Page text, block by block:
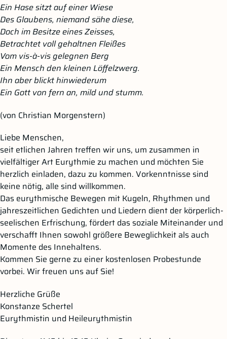
Ein Hase sitzt auf einer Wiese
Des Glaubens, niemand sähe diese,
Doch im Besitze eines Zeisses,
Betrachtet voll gehaltnen Fleißes
Vom vis-à-vis gelegnen Berg
Ein Mensch den kleinen Löffelzwerg.
Ihn aber blickt hinwiederum
Ein Gott von fern an, mild und stumm.
(von Christian Morgenstern)
Liebe Menschen,
seit etlichen Jahren treffen wir uns, um zusammen in
vielfältiger Art Eurythmie zu machen und möchten Sie
herzlich einladen, dazu zu kommen. Vorkenntnisse sind
keine nötig, alle sind willkommen.
Das eurythmische Bewegen mit Kugeln, Rhythmen und
jahreszeitlichen Gedichten und Liedern dient der körperlich-
seelischen Erfrischung, fördert das soziale Miteinander und
verschafft Ihnen sowohl größere Beweglichkeit als auch
Momente des Innehaltens.
Kommen Sie gerne zu einer kostenlosen Probestunde
vorbei. Wir freuen uns auf Sie!
Herzliche Grüße
Konstanze Schertel
Eurythmistin und Heileurythmistin